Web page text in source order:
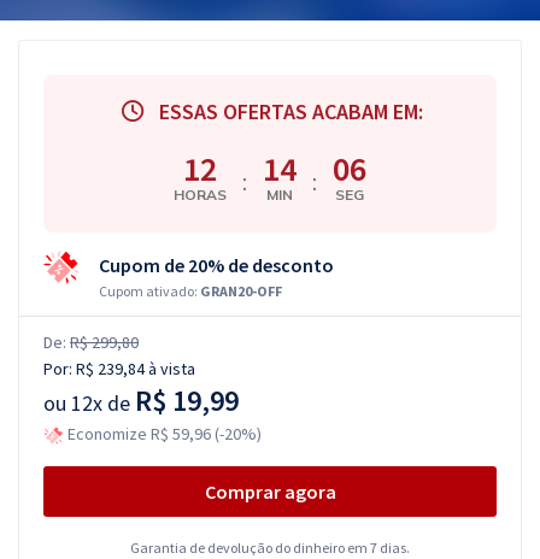
ESSAS OFERTAS ACABAM EM:
12
HORAS : 14
MIN : 05
SEG
Cupom de 20% de desconto
Cupom ativado: GRAN20-OFF
De: R$ 299,80
Por: R$ 239,84à vista
ou 12x de R$ 19,99
Economize R$ 59,96 (-20%)
Comprar agora
Garantia de devolução do dinheiro em 7 dias.